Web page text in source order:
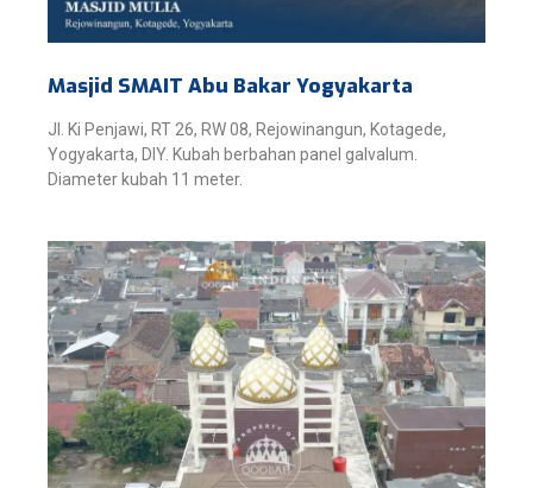
Masjid SMAIT Abu Bakar Yogyakarta
Jl. Ki Penjawi, RT 26, RW 08, Rejowinangun, Kotagede,
Yogyakarta, DIY. Kubah berbahan panel galvalum.
Diameter kubah 11 meter.